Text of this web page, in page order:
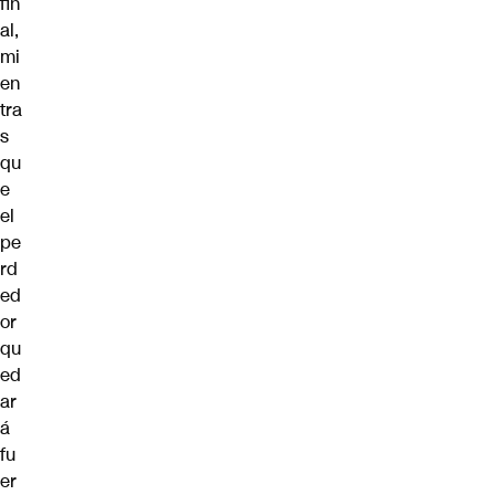
al,
mi
en
tra
s
qu
e
el
pe
rd
ed
or
qu
ed
ar
á
fu
er